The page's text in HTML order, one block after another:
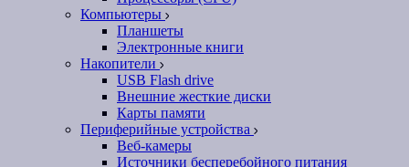
Компьютеры
Планшеты
Электронные книги
Накопители
USB Flash drive
Внешние жесткие диски
Карты памяти
Периферийные устройства
Веб-камеры
Источники бесперебойного питания